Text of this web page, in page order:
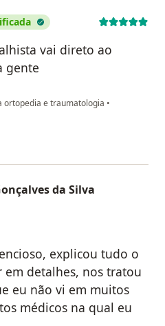
vai direto ao
gente
ortopedia e traumatologia •
da Silva
explicou tudo o
detalhes, nos tratou
eu não vi em muitos
médicos na qual eu